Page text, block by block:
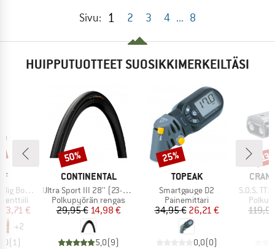
Sivu: 1 2 3 4 ... 8
HUIPPUTUOTTEET SUOSIKKIMERKEILTÄSI
Lite
hinta
33,71 €
+2
( 1)
MERKKI
CONTINENTAL
Tuote
Ultra Sport III 28'' (23-622) Foldable
Tuoteryhmä
Polkupyörän rengas
Hinta
29,95 €Alennettu hinta
14,98 €
5,0(9)
Alennus
50%
MERKKI
TOPEAK
Tuote
Smartgauge D2
Tuoteryhmä
Painemittari
Hinta
34,95 €Alennettu hinta
26,21 €
0,0(0)
Alennus
25%
Tuote
S.O.S. TT17